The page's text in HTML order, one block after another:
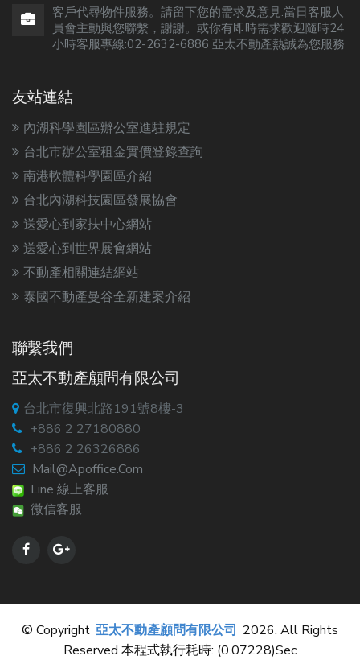
客戶代尋物件服務。請留下您的需求及意見.當日客服人
員會主動與您聯繫，謝謝。或你有即時需求歡迎隨時24
小時客服專線:02-2632-6886 亞太不動產熱誠為您服務
友站連結
內湖科學園區辦公室進駐規定
台北市辦公室租金實價登錄查詢
南港軟體科學園區介紹
台北內湖科技園區發展協會
送愛心到家扶中心網站
送愛心到世界展會網站
不動產相關連結網站
泰國不動產曼谷全新建案介紹
聯繫我們
亞太不動產顧問有限公司
台北市復興北路191號8樓-3
+886 2 27180880
+886 2 26326886
Mail@apoffice.com
Line 線上客服
微信客服
© Copyright 亞太不動產顧問有限公司 2026. All Rights
Reserved 本程式執行耗時: (0.07228)sec